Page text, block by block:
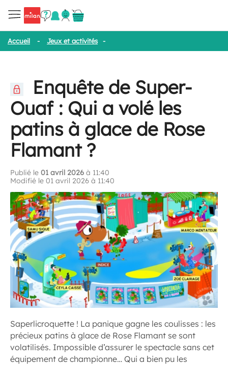
Accueil - Jeux et activités -
Enquête de Super-
Ouaf : Qui a volé les
patins à glace de Rose
Flamant ?
Publié le 01 avril 2026 à 11:40
Modifié le 01 avril 2026 à 11:40
Saperlicroquette ! La panique gagne les coulisses : les
précieux patins à glace de Rose Flamant se sont
volatilisés. Impossible d’assurer le spectacle sans cet
équipement de championne… Qui a bien pu les